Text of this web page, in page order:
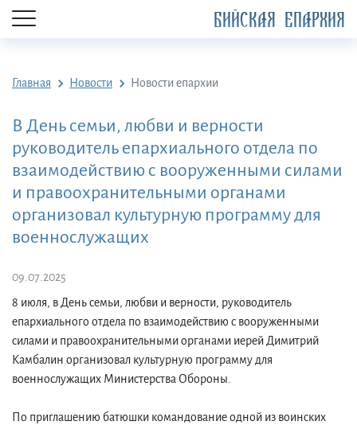
БИЙСКАЯ ЕПАРХИЯ
Главная Новости Новости епархии
В День семьи, любви и верности
руководитель епархиального отдела по
взаимодействию с вооруженными силами
и правоохранительными органами
организовал культурную программу для
военнослужащих
09.07.2025
8 июля, в День семьи, любви и верности, руководитель
епархиального отдела по взаимодействию с вооруженными
силами и правоохранительными органами иерей Димитрий
Камбалин организовал культурную программу для
военнослужащих Министерства Обороны.
По приглашению батюшки командование одной из воинских